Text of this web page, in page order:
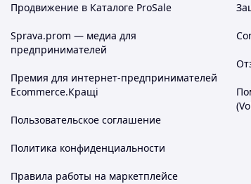
Продвижение в Каталоге ProSale
Sprava.prom — медиа для
предпринимателей
Премия для интернет-предпринимателей
Ecommerce.Кращі
Пользовательское соглашение
Политика конфиденциальности
Правила работы на маркетплейсе